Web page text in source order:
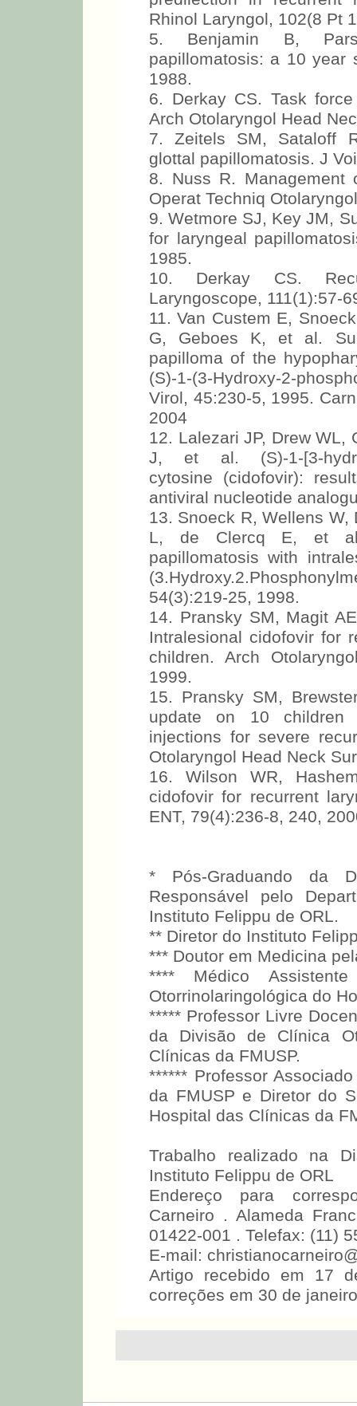
Rhinol Laryngol, 102(8 Pt
5. Benjamin B,
papillomatosis: a 10 year
1988.
6. Derkay CS. Task
Arch Otolaryngol Head
7. Zeitels SM, Sataloff
glottal papillomatosis. J
8. Nuss R. Management
Operat Techniq
9. Wetmore SJ, Key JM,
for laryngeal
1985.
10. Derkay CS.
Laryngoscope, 111(1):57-
11. Van Custem E,
G, Geboes K, et al.
papilloma of the
(S)-1-(3-Hydroxy-2-
Virol, 45:230-5, 1995.
2004
12. Lalezari JP, Drew WL,
J, et al. (S)-1-[3-
cytosine (cidofovir):
antiviral nucleotide
13. Snoeck R, Wellens W,
L, de Clercq E, et al.
papillomatosis with
54(3):219-25, 1998.
14. Pransky SM, Magit
Intralesional cidofovir for
children. Arch
1999.
15. Pransky SM,
update on 10 children
injections for severe
Otolaryngol Head Neck
16. Wilson WR,
cidofovir for recurrent
ENT, 79(4):236-8, 240,
* Pós-Graduando da
Responsável pelo
Instituto Felippu de ORL.
** Diretor do Instituto
*** Doutor em Medicina
**** Médico
Otorrinolaringológica do
***** Professor Livre
da Divisão de Clínica
Clínicas da FMUSP.
****** Professor
da FMUSP e Diretor do
Hospital das Clínicas da
Trabalho realizado na
Instituto Felippu de ORL
Endereço para
Carneiro . Alameda
01422-001 . Telefax: (11)
E-mail:
Artigo recebido em 17
correções em 30 de